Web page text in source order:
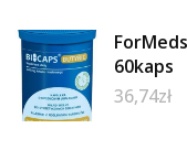
60kaps
36,74zł